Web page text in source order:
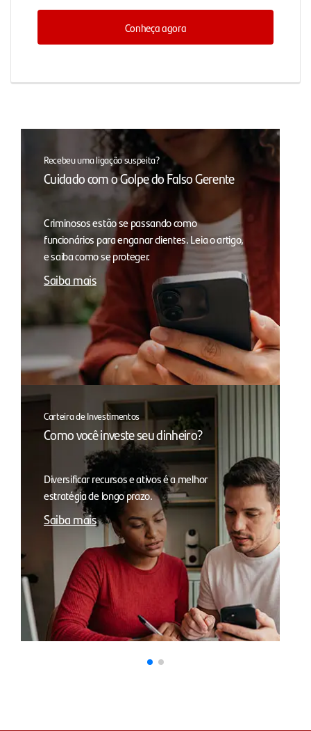
Conheça agora
Recebeu uma ligação suspeita?
Cuidado com o Golpe do Falso Gerente
Criminosos estão se passando como
funcionários para enganar clientes. Leia o artigo,
e saiba como se proteger.
Saiba mais
Carteira de Investimentos
Como você investe seu dinheiro?
Diversificar recursos e ativos é a melhor
estratégia de longo prazo.
Saiba mais